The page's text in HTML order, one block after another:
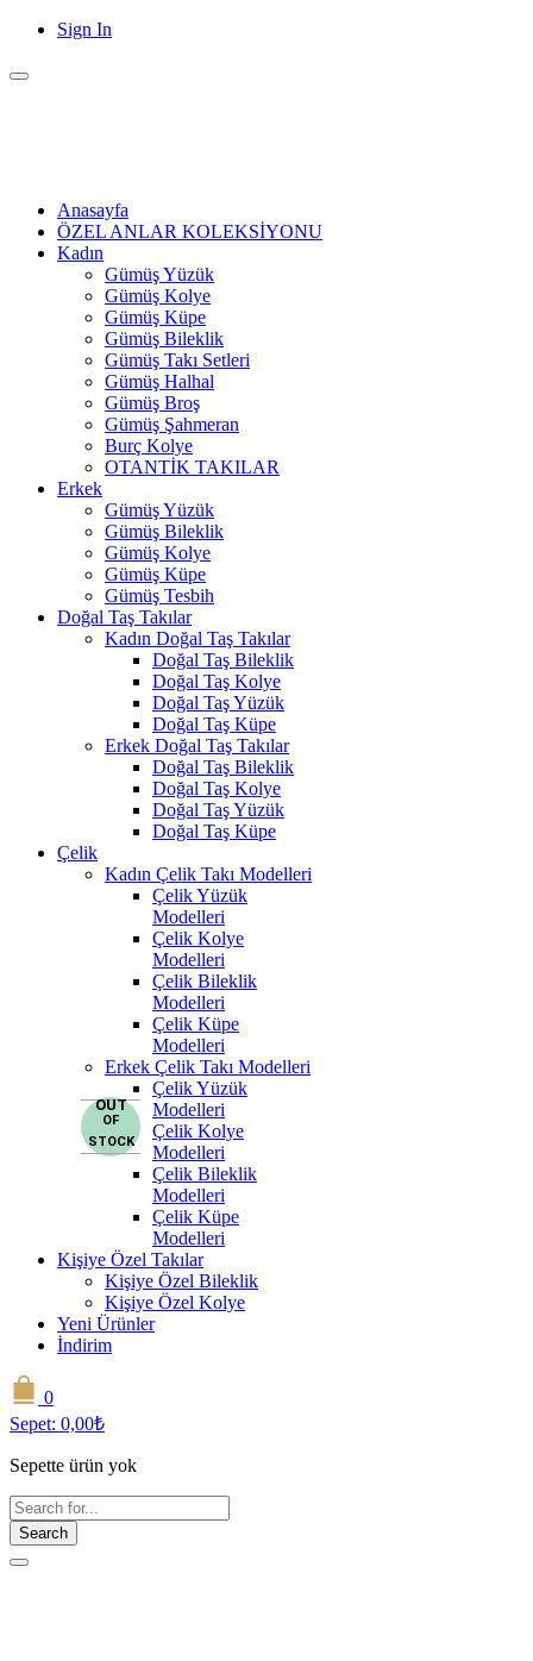
Sign In
Anasayfa
ÖZEL ANLAR KOLEKSİYONU
Kadın
Gümüş Yüzük
Gümüş Kolye
Gümüş Küpe
Gümüş Bileklik
Gümüş Takı Setleri
Gümüş Halhal
Gümüş Broş
Gümüş Şahmeran
Burç Kolye
OTANTİK TAKILAR
Erkek
Gümüş Yüzük
Gümüş Bileklik
Gümüş Kolye
Gümüş Küpe
Gümüş Tesbih
Doğal Taş Takılar
Kadın Doğal Taş Takılar
Doğal Taş Bileklik
Doğal Taş Kolye
Doğal Taş Yüzük
Doğal Taş Küpe
Erkek Doğal Taş Takılar
Doğal Taş Bileklik
Doğal Taş Kolye
Doğal Taş Yüzük
Doğal Taş Küpe
Çelik
Kadın Çelik Takı Modelleri
Çelik Yüzük
Modelleri
Çelik Kolye
Modelleri
Çelik Bileklik
Modelleri
Çelik Küpe
Modelleri
Erkek Çelik Takı Modelleri
Çelik Yüzük
Modelleri
Çelik Kolye
Modelleri
Çelik Bileklik
Modelleri
Çelik Küpe
Modelleri
Kişiye Özel Takılar
Kişiye Özel Bileklik
Kişiye Özel Kolye
Yeni Ürünler
İndirim
0
Sepet: 0,00₺
Sepette ürün yok
Search
OUT
OF
STOCK